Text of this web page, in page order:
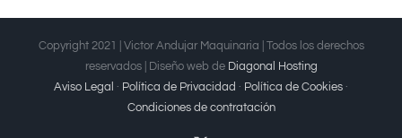
Copyright 2021 | Victor Andujar Maquinaria | Todos los derechos
reservados | Diseño web de Diagonal Hosting
Aviso Legal · Política de Privacidad · Política de Cookies ·
Condiciones de contratación